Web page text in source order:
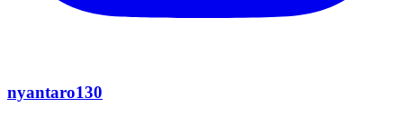
nyantaro130